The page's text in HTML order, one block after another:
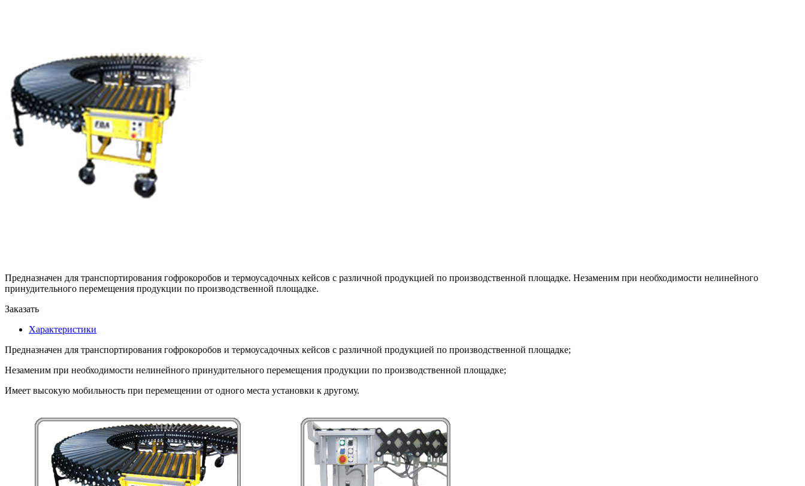
Предназначен для транспортирования гофрокоробов и термоусадочных кейсов с различной продукцией по производственной площадке. Незаменим при необходимости нелинейного
принудительного перемещения продукции по производственной площадке.
Заказать
Характеристики
Предназначен для транспортирования гофрокоробов и термоусадочных кейсов с различной продукцией по производственной площадке;
Незаменим при необходимости нелинейного принудительного перемещения продукции по производственной площадке;
Имеет высокую мобильность при перемещении от одного места установки к другому.